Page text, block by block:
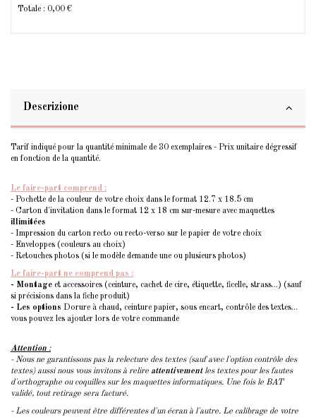
Totale : 0,00 €
Descrizione
Tarif indiqué pour la quantité minimale de 30 exemplaires - Prix unitaire dégressif
en fonction de la quantité.
Le faire-part comprend :
- Pochette de la couleur de votre choix dans le format 12.7 x 18.5 cm
- Carton d'invitation dans le format 12 x 18 cm sur-mesure avec maquettes
illimitées
- Impression du carton recto ou recto-verso sur le papier de votre choix
- Enveloppes (couleurs au choix)
- Retouches photos (si le modèle demande une ou plusieurs photos)
Le faire-part ne comprend pas :
- Montage et accessoires (ceinture, cachet de cire, étiquette, ficelle, strass...) (sauf
si précisions dans la fiche produit)
- Les options Dorure à chaud, ceinture papier, sous encart, contrôle des textes...
vous pouvez les ajouter lors de votre commande
Attention :
- Nous ne garantissons pas la relecture des textes (sauf avec l'option contrôle des
textes) aussi nous vous invitons à relire attentivementles textes pour les fautes
d'orthographe ou coquilles sur les maquettes informatiques. Une fois le BAT
validé, tout retirage sera facturé.
- Les couleurs peuvent être différentes d'un écran à l'autre. Le calibrage de votre